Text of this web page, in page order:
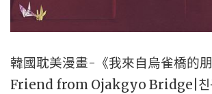
韓國耽美漫畫-《我來自烏雀橋的
Friend from Ojakgyo Bridge|친구